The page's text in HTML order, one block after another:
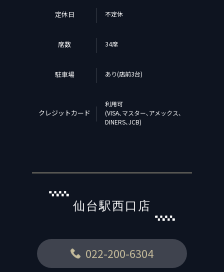
定休日 不定休
席数 34席
駐車場 あり(店前3台)
クレジットカード
利用可
(VISA､マスター､アメックス､
DINERS､JCB)
仙台駅西口店
022-200-6304